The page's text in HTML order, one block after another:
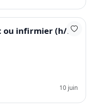
ou infirmier (h/f)
10 juin